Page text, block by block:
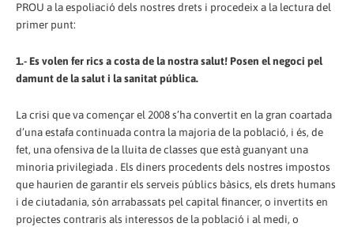
PROU a la espoliació dels nostres drets i procedeix a la lectura del
primer punt:
1.- Es volen fer rics a costa de la nostra salut! Posen el negoci pel
damunt de la salut i la sanitat pública.
La crisi que va començar el 2008 s’ha convertit en la gran coartada
d’una estafa continuada contra la majoria de la població, i és, de
fet, una ofensiva de la lluita de classes que està guanyant una
minoria privilegiada . Els diners procedents dels nostres impostos
que haurien de garantir els serveis públics bàsics, els drets humans
i de ciutadania, són arrabassats pel capital financer, o invertits en
projectes contraris als interessos de la població i al medi, o